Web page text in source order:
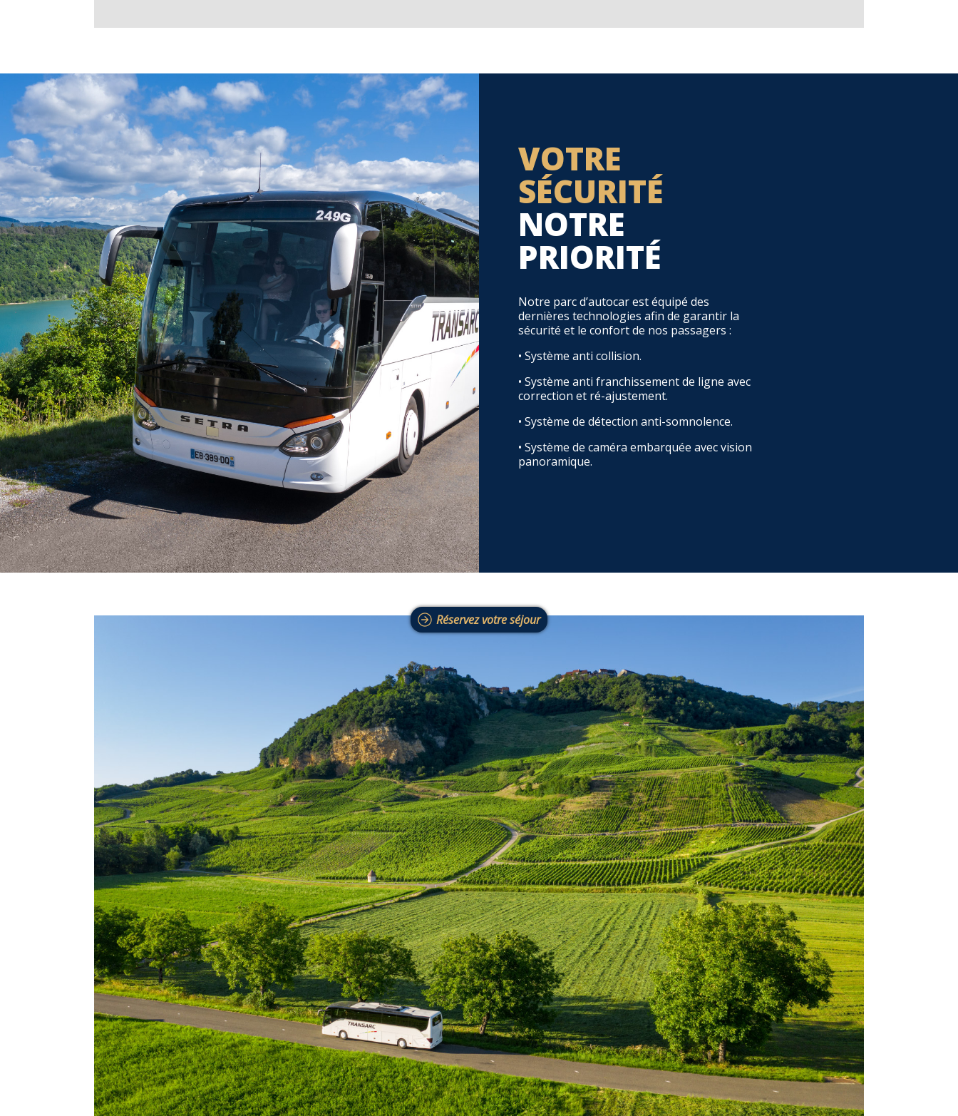
VOTRE
SÉCURITÉ
NOTRE
PRIORITÉ
Notre parc d’autocar est équipé des
dernières technologies afin de garantir la
sécurité et le confort de nos passagers :
• Système anti collision.
• Système anti franchissement de ligne avec
correction et ré-ajustement.
• Système de détection anti-somnolence.
• Système de caméra embarquée avec vision
panoramique.
Réservez votre séjour